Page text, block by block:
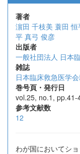
著者
濵田 千枝美 蓑田 恒
平 真弓 俊彦
出版者
一般社団法人 日本
雑誌
日本臨床救急医学
巻号頁・発行日
vol.25, no.1,
参考文献数
12
わが国においてシ